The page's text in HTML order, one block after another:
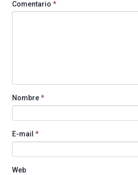
Comentario *
Nombre*
E-mail *
Web